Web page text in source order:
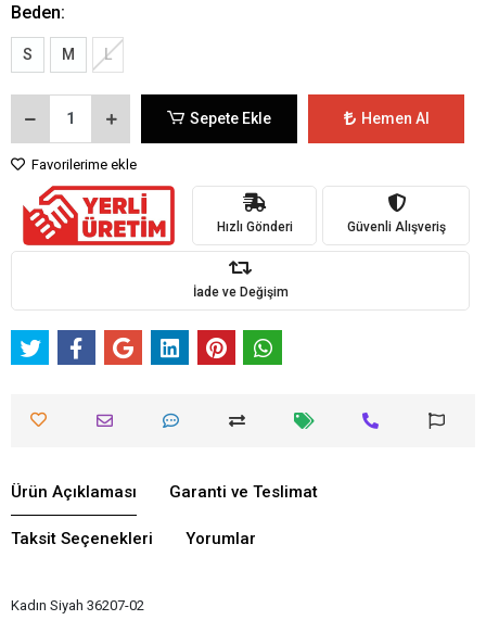
Beden:
S M L
Sepete Ekle Hemen Al
Favorilerime ekle
Hızlı Gönderi Güvenli Alışveriş
İade ve Değişim
Ürün Açıklaması Garanti ve Teslimat
Taksit Seçenekleri Yorumlar
Kadın Siyah 36207-02